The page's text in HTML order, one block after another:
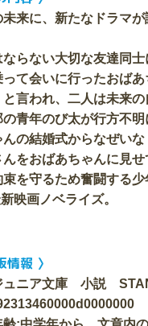
来に、新たなドラマが
らない大切な友達同
って会いに行ったおば
と言われ、二人は未来
青年のび太が行方不
んの結婚式からなぜい
んをおばあちゃんに見
束を守るため奮闘する
映画ノベライズ。
情報 〉
ュニア文庫 小説